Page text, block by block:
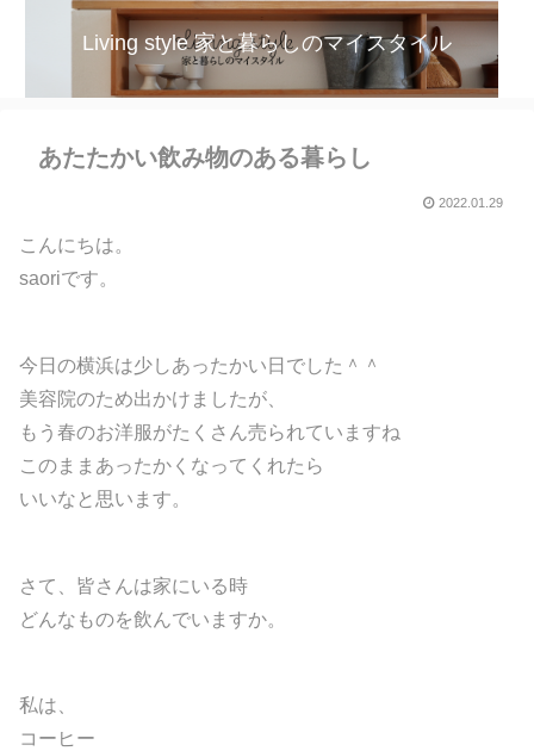
Living style 家と暮らしのマイスタイル
あたたかい飲み物のある暮らし
2022.01.29
こんにちは。
saoriです。
今日の横浜は少しあったかい日でした＾＾
美容院のため出かけましたが、
もう春のお洋服がたくさん売られていますね
このままあったかくなってくれたら
いいなと思います。
さて、皆さんは家にいる時
どんなものを飲んでいますか。
私は、
コーヒー